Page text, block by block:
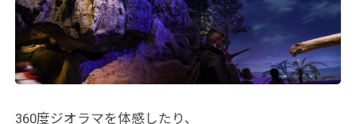
360度ジオラマを体感したり、